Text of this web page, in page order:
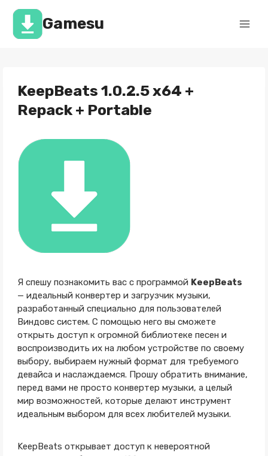
Перейти
содержимомуGamesu
KeepBeats 1.0.2.5 x64 +
Repack + Portable
Я спешу познакомить вас с программой KeepBeats
— идеальный конвертер и загрузчик музыки,
разработанный специально для пользователей
Виндовс систем. С помощью него вы сможете
открыть доступ к огромной библиотеке песен и
воспроизводить их на любом устройстве по своему
выбору, выбираем нужный формат для требуемого
девайса и наслаждаемся. Прошу обратить внимание,
перед вами не просто конвертер музыки, а целый
мир возможностей, которые делают инструмент
идеальным выбором для всех любителей музыки.
KeepBeats открывает доступ к невероятной